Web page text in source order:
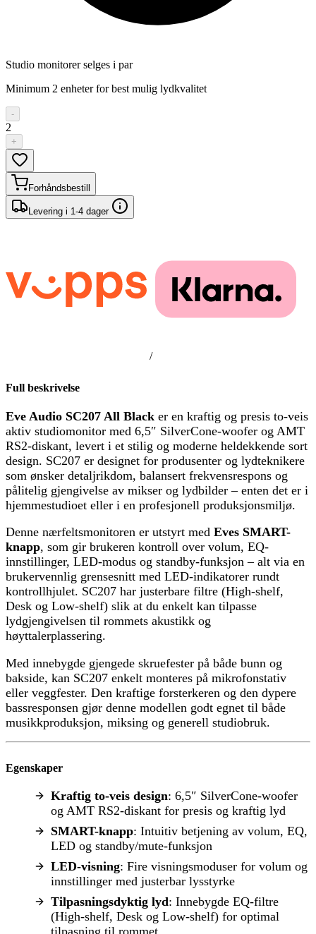
Studio monitorer selges i par
Minimum 2 enheter for best mulig lydkvalitet
-
2
+
Forhåndsbestill
Levering i 1-4 dager
/
Full beskrivelse
Eve Audio SC207 All Black er en kraftig og presis to-veis
aktiv studiomonitor med 6,5″ SilverCone-woofer og AMT
RS2-diskant, levert i et stilig og moderne heldekkende sort
design. SC207 er designet for produsenter og lydteknikere
som ønsker detaljrikdom, balansert frekvensrespons og
pålitelig gjengivelse av mikser og lydbilder – enten det er i
hjemmestudioet eller i en profesjonell produksjonsmiljø.
Denne nærfeltsmonitoren er utstyrt med Eves SMART-
knapp, som gir brukeren kontroll over volum, EQ-
innstillinger, LED-modus og standby-funksjon – alt via en
brukervennlig grensesnitt med LED-indikatorer rundt
kontrollhjulet. SC207 har justerbare filtre (High-shelf,
Desk og Low-shelf) slik at du enkelt kan tilpasse
lydgjengivelsen til rommets akustikk og
høyttalerplassering.
Med innebygde gjengede skruefester på både bunn og
bakside, kan SC207 enkelt monteres på mikrofonstativ
eller veggfester. Den kraftige forsterkeren og den dypere
bassresponsen gjør denne modellen godt egnet til både
musikkproduksjon, miksing og generell studiobruk.
Egenskaper
Kraftig to-veis design: 6,5″ SilverCone-woofer
og AMT RS2-diskant for presis og kraftig lyd
SMART-knapp: Intuitiv betjening av volum, EQ,
LED og standby/mute-funksjon
LED-visning: Fire visningsmoduser for volum og
innstillinger med justerbar lysstyrke
Tilpasningsdyktig lyd: Innebygde EQ-filtre
(High-shelf, Desk og Low-shelf) for optimal